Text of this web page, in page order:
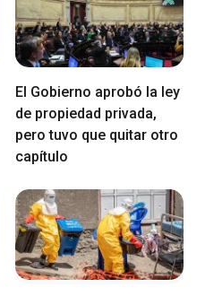
El Gobierno aprobó la ley
de propiedad privada,
pero tuvo que quitar otro
capítulo